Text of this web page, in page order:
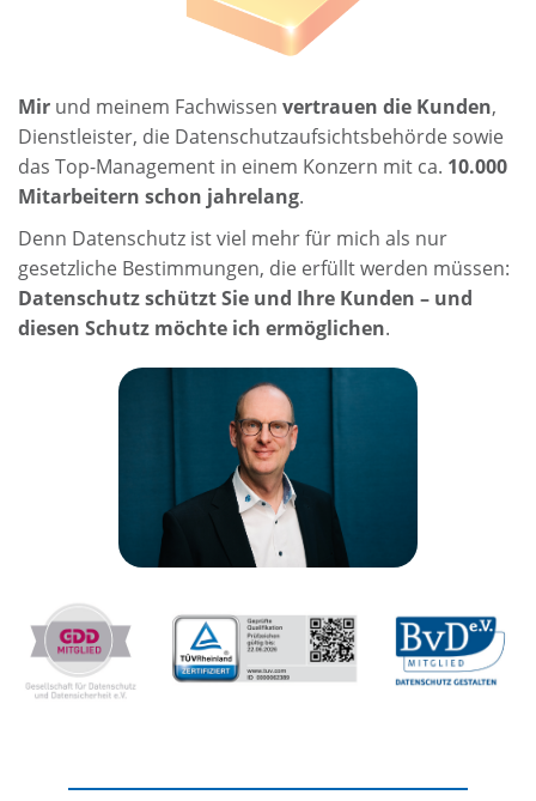
Mir und meinem Fachwissen vertrauen die Kunden,
Dienstleister, die Datenschutzaufsichtsbehörde sowie
das Top-Management in einem Konzern mit ca. 10.000
Mitarbeitern schon jahrelang.
Denn Datenschutz ist viel mehr für mich als nur
gesetzliche Bestimmungen, die erfüllt werden müssen:
Datenschutz schützt Sie und Ihre Kunden – und
diesen Schutz möchte ich ermöglichen.